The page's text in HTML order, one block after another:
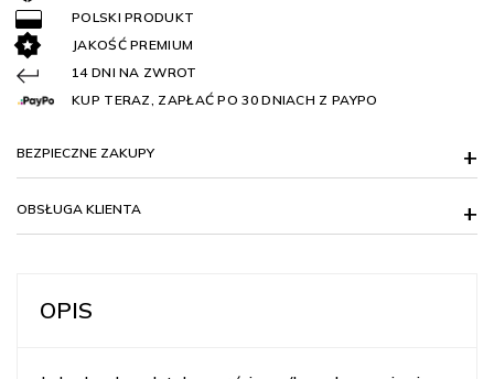
POLSKI PRODUKT
JAKOŚĆ PREMIUM
14 DNI NA ZWROT
KUP TERAZ, ZAPŁAĆ PO 30 DNIACH Z PAYPO
BEZPIECZNE ZAKUPY
OBSŁUGA KLIENTA
OPIS